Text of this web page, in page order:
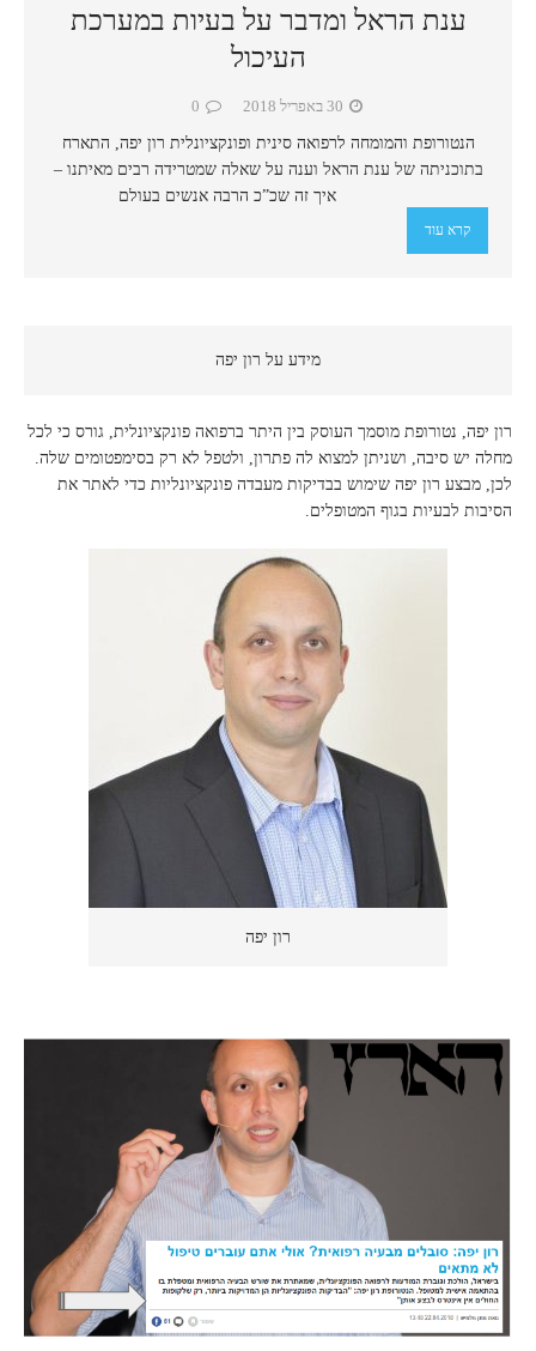
ענת הראל ומדבר על בעיות במערכת
העיכול
30 באפריל 2018 0
הנטורופת והמומחה לרפואה סינית ופונקציונלית רון יפה, התארח
בתוכניתה של ענת הראל וענה על שאלה שמטרידה רבים מאיתנו –
איך זה שכ”כ הרבה אנשים בעולם
קרא עוד
מידע על רון יפה
רון יפה, נטורופת מוסמך העוסק בין היתר ברפואה פונקציונלית, גורס כי לכל
מחלה יש סיבה, ושניתן למצוא לה פתרון, ולטפל לא רק בסימפטומים שלה.
לכן, מבצע רון יפה שימוש בבדיקות מעבדה פונקציונליות כדי לאתר את
הסיבות לבעיות בגוף המטופלים.
רון יפה